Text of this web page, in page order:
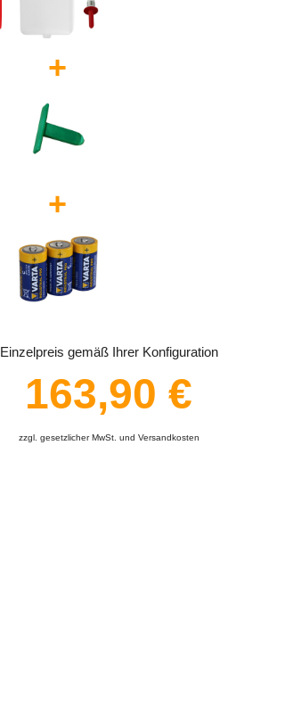
+
+
Einzelpreis gemäß Ihrer Konfiguration
163,90 €
zzgl. gesetzlicher MwSt. und Versandkosten